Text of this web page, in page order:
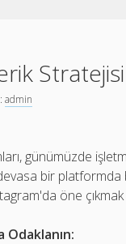
admin
günümüzde
bir platformda
öne
Odaklanın: